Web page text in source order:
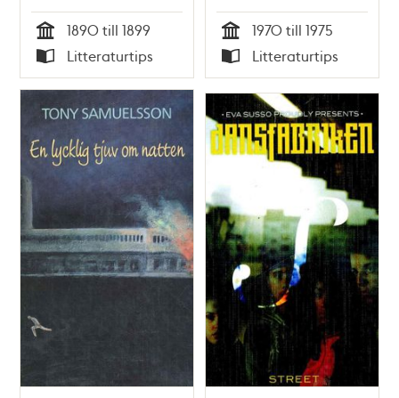
Tid
1890 till 1899
Typ
Litteraturtips Tid
1970 till 1975
Typ
Litteraturtips